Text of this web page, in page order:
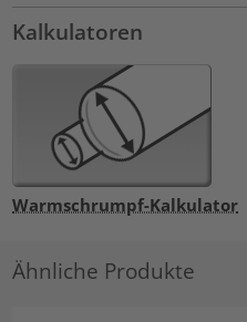
Kalkulatoren
Warmschrumpf-Kalkulator
Ähnliche Produkte